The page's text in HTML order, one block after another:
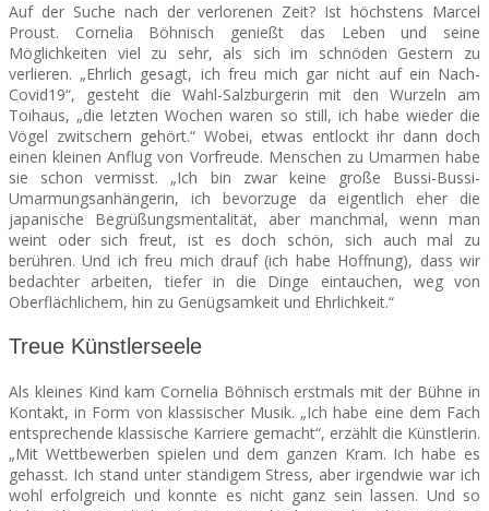
Auf der Suche nach der verlorenen Zeit? Ist höchstens Marcel
Proust. Cornelia Böhnisch genießt das Leben und seine
Möglichkeiten viel zu sehr, als sich im schnöden Gestern zu
verlieren. „Ehrlich gesagt, ich freu mich gar nicht auf ein Nach-
Covid19“, gesteht die Wahl-Salzburgerin mit den Wurzeln am
Toihaus, „die letzten Wochen waren so still, ich habe wieder die
Vögel zwitschern gehört.“ Wobei, etwas entlockt ihr dann doch
einen kleinen Anflug von Vorfreude. Menschen zu Umarmen habe
sie schon vermisst. „Ich bin zwar keine große Bussi-Bussi-
Umarmungsanhängerin, ich bevorzuge da eigentlich eher die
japanische Begrüßungsmentalität, aber manchmal, wenn man
weint oder sich freut, ist es doch schön, sich auch mal zu
berühren. Und ich freu mich drauf (ich habe Hoffnung), dass wir
bedachter arbeiten, tiefer in die Dinge eintauchen, weg von
Oberflächlichem, hin zu Genügsamkeit und Ehrlichkeit.“
Treue Künstlerseele
Als kleines Kind kam Cornelia Böhnisch erstmals mit der Bühne in
Kontakt, in Form von klassischer Musik. „Ich habe eine dem Fach
entsprechende klassische Karriere gemacht“, erzählt die Künstlerin.
„Mit Wettbewerben spielen und dem ganzen Kram. Ich habe es
gehasst. Ich stand unter ständigem Stress, aber irgendwie war ich
wohl erfolgreich und konnte es nicht ganz sein lassen. Und so